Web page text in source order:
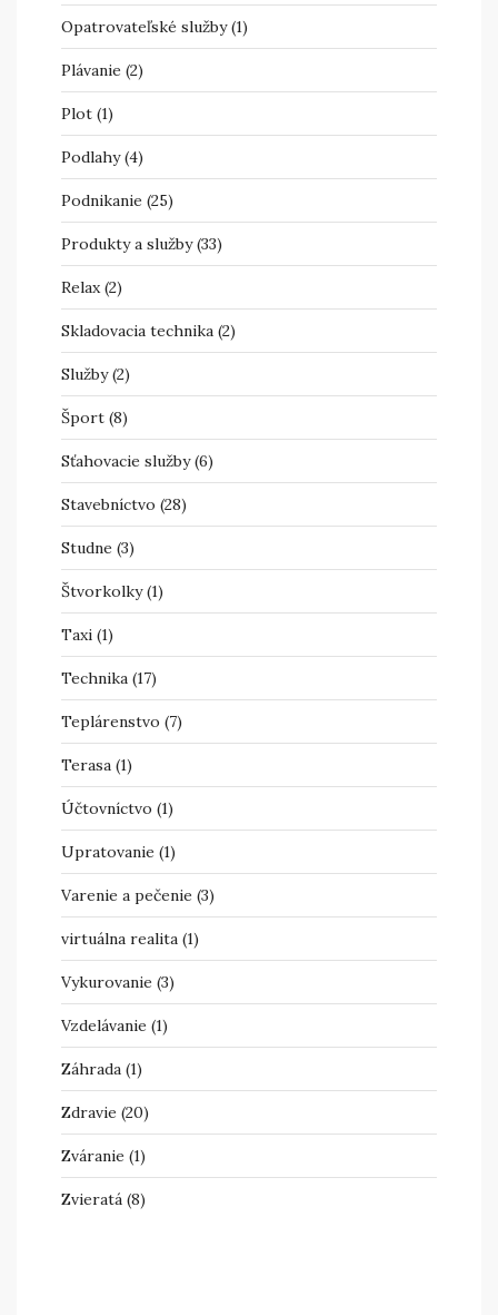
Opatrovateľské služby(1)
Plávanie (2)
Plot (1)
Podlahy(4)
Podnikanie (25)
Produkty a služby(33)
Relax(2)
Skladovacia technika (2)
Služby(2)
Šport (8)
Sťahovacie služby(6)
Stavebníctvo (28)
Studne (3)
Štvorkolky(1)
Taxi (1)
Technika (17)
Teplárenstvo (7)
Terasa (1)
Účtovníctvo (1)
Upratovanie (1)
Varenie a pečenie (3)
virtuálna realita (1)
Vykurovanie (3)
Vzdelávanie (1)
Záhrada (1)
Zdravie (20)
Zváranie (1)
Zvieratá (8)